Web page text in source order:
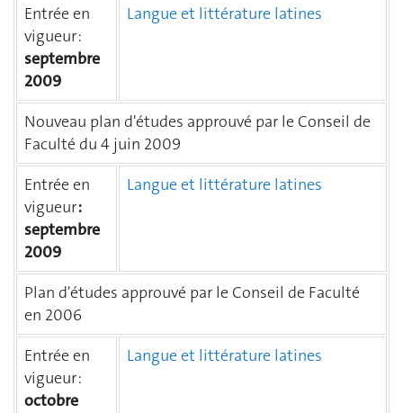
Entrée en
vigueur :
septembre
2009
Langue et littérature latines
Nouveau plan d'études approuvé par le Conseil de
Faculté du 4 juin 2009
Entrée en
vigueur:
septembre
2009
Langue et littérature latines
Plan d'études approuvé par le Conseil de Faculté
en 2006
Entrée en
vigueur :
octobre
Langue et littérature latines